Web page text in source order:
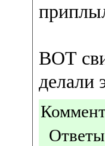
ВОТ
делали